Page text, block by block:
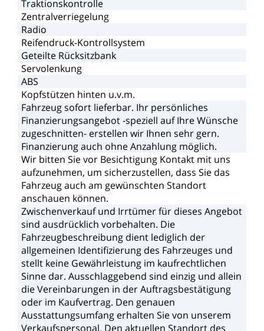
Traktionskontrolle
Zentralverriegelung
Radio
Reifendruck-Kontrollsystem
Geteilte Rücksitzbank
Servolenkung
ABS
Kopfstützen hinten u.v.m.
Fahrzeugsofort lieferbar. Ihr persönliches
Finanzierungsangebot-speziell auf IhreWünsche
zugeschnitten- erstellen wir Ihnen sehr gern.
Finanzierungauch ohneAnzahlung möglich.
Wir bitten Sievor Besichtigung Kontakt mit uns
aufzunehmen, um sicherzustellen, dass Sie das
Fahrzeugauch am gewünschten Standort
anschauen können.
Zwischenverkauf und Irrtümerfür dieses Angebot
sind ausdrücklich vorbehalten. Die
Fahrzeugbeschreibung dient lediglich der
allgemeinen Identifizierung des Fahrzeuges und
stellt keine Gewährleistung im kaufrechtlichen
Sinne dar. Ausschlaggebend sind einzig und allein
dieVereinbarungen in derAuftragsbestätigung
oder im Kaufvertrag. Den genauen
Ausstattungsumfang erhalten Sievon unserem
Verkaufspersonal. Den aktuellen Standort des